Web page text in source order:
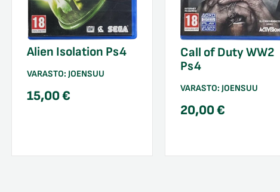
Alien Isolation Ps4
VARASTO: JOENSUU
15,00€
Call of Duty WW2
Ps4
VARASTO: JOENSUU
20,00€